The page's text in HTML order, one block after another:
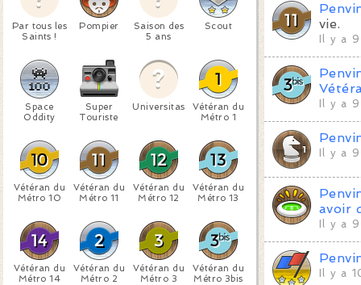
Par tous les
Saints !
Pompier
Saison des
5 ans
Scout
Space
Oddity
Super
Touriste
Universitas
Vétéran du
Métro 1
Vétéran du
Métro 10
Vétéran du
Métro 11
Vétéran du
Métro 12
Vétéran du
Métro 13
Vétéran du
Métro 14
Vétéran du
Métro 2
Vétéran du
Métro 3
Vétéran du
Métro 3bis
vie.
Il y a
Il y a
Il y a
avoir
Il y a
Il y a